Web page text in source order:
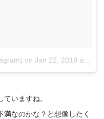
on Jan 22, 2018 at 9:04pm PST
いますね。
なのかな？と想像したく